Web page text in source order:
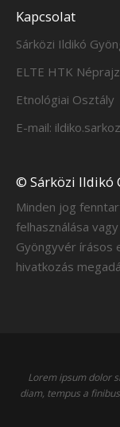
Kapcsolat
Sárközi Ildikó
ELTE HTK
Etnológiai Osztály
E-mail:
© Sárközi Ildikó
Minden jog
felhasználása
Gyöngyvér írásos
hivatkozás
Lorem ipsum dolor
diam, tempus a